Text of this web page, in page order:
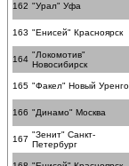
162 "Урал" Уфа
163 "Енисей" Красноярск
164 "Локомотив"
Новосибирск
165 "Факел" Новый
166 "Динамо" Москва
167 "Зенит" Санкт-
Петербург